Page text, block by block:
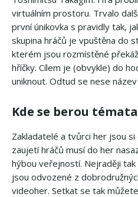
virtuálním prostoru. Trvalo
první únikovka s pravidly tak,
skupina hráčů je vpuštěna do
kterém jsou rozmístěné
hříčky. Cílem je (obvykle) do
uniknout. Odtud se nese
Kde se berou
Zakladatelé a tvůrci her jsou
zaujetí hráčů musí do her
hýbou veřejností. Nejraději
jsou odvozené z
videoher. Setkat se tak